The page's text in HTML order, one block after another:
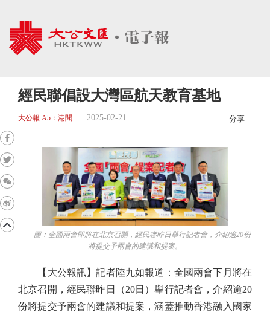
經民聯倡設大灣區航天教育基地
大公報 A5：港聞 2025-02-21 分享
圖：全國兩會即將在北京召開，經民聯昨日舉行記者會，介紹逾20份
將提交予兩會的建議和提案。
【大公報訊】記者陸九如報道：全國兩會下月將在
北京召開，經民聯昨日（20日）舉行記者會，介紹逾20
份將提交予兩會的建議和提案，涵蓋推動香港融入國家